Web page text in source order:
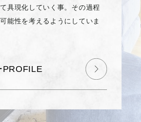
具現化していく事。その過程
能性を考えるようにしていま
PROFILE